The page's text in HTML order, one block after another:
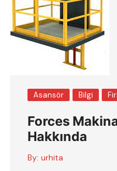
Asansör Bilgi
Forces
Hakkında
By: urhita